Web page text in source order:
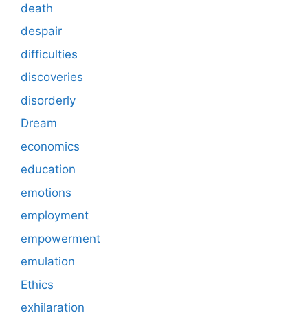
death
despair
difficulties
discoveries
disorderly
Dream
economics
education
emotions
employment
empowerment
emulation
Ethics
exhilaration